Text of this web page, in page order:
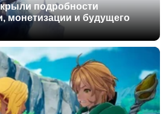
подробности
монетизации и будущего